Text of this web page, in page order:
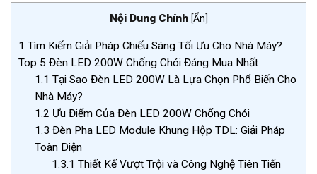
Nội Dung Chính [Ẩn]
1 Tìm Kiếm Giải Pháp Chiếu Sáng Tối Ưu Cho Nhà Máy?
Top 5 Đèn LED 200W Chống Chói Đáng Mua Nhất
1.1 Tại Sao Đèn LED 200W Là Lựa Chọn Phổ Biến Cho
Nhà Máy?
1.2 Ưu Điểm Của Đèn LED 200W Chống Chói
1.3 Đèn Pha LED Module Khung Hộp TDL: Giải Pháp
Toàn Diện
1.3.1 Thiết Kế Vượt Trội và Công Nghệ Tiên Tiến